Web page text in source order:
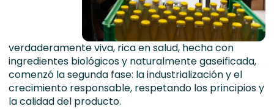
verdaderamente viva, rica en salud, hecha con
ingredientes biológicos y naturalmente gaseificada,
comenzó la segunda fase: la industrialización y el
crecimiento responsable, respetando los principios y
la calidad del producto.